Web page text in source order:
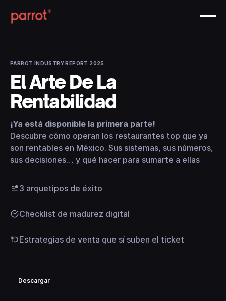
PARROT INDUSTRY REPORT 2025
El Arte De La
Rentabilidad
¡Ya está disponible la primera parte!
Descubre cómo operan los restaurantes top que ya
son rentables en México. Sus sistemas, sus números,
sus decisiones… y qué hacer para sumarte a ellas
3 arquetipos de éxito
Checklist de madurez digital
Estrategias de venta que sí suben el ticket
Descargar